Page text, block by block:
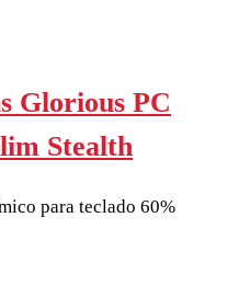
Glorious PC
Stealth
para teclado 60%